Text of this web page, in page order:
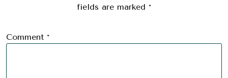
fields are marked *
Comment *